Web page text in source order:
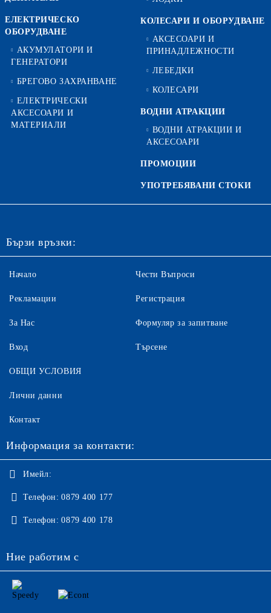
ЕЛЕКТРИЧЕСКО
ОБОРУДВАНЕ
АКУМУЛАТОРИ И
ГЕНЕРАТОРИ
БРЕГОВО ЗАХРАНВАНЕ
ЕЛЕКТРИЧЕСКИ
АКСЕСОАРИ И
МАТЕРИАЛИ
КОЛЕСАРИ И ОБОРУДВАНЕ
АКСЕСОАРИ И
ПРИНАДЛЕЖНОСТИ
ЛЕБЕДКИ
КОЛЕСАРИ
ВОДНИ АТРАКЦИИ
ВОДНИ АТРАКЦИИ И
АКСЕСОАРИ
ПРОМОЦИИ
УПОТРЕБЯВАНИ СТОКИ
Бързи връзки:
Начало
Рекламации
За Нас
Вход
Чести Въпроси
Регистрация
Формуляр за запитване
Търсене
ОБЩИ УСЛОВИЯ
Лични данни
Контакт
Информация за контакти:
Имейл:
Телефон: 0879 400 177
Телефон: 0879 400 178
Ние работим с